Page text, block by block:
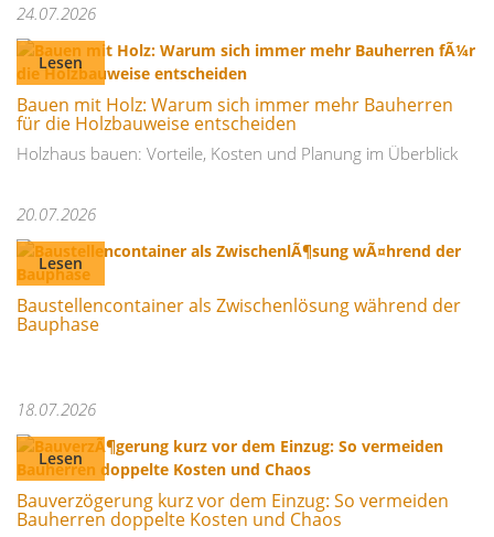
24.07.2026
Lesen
Bauen mit Holz: Warum sich immer mehr Bauherren
für die Holzbauweise entscheiden
Holzhaus bauen: Vorteile, Kosten und Planung im Überblick
20.07.2026
Lesen
Baustellencontainer als Zwischenlösung während der
Bauphase
18.07.2026
Lesen
Bauverzögerung kurz vor dem Einzug: So vermeiden
Bauherren doppelte Kosten und Chaos